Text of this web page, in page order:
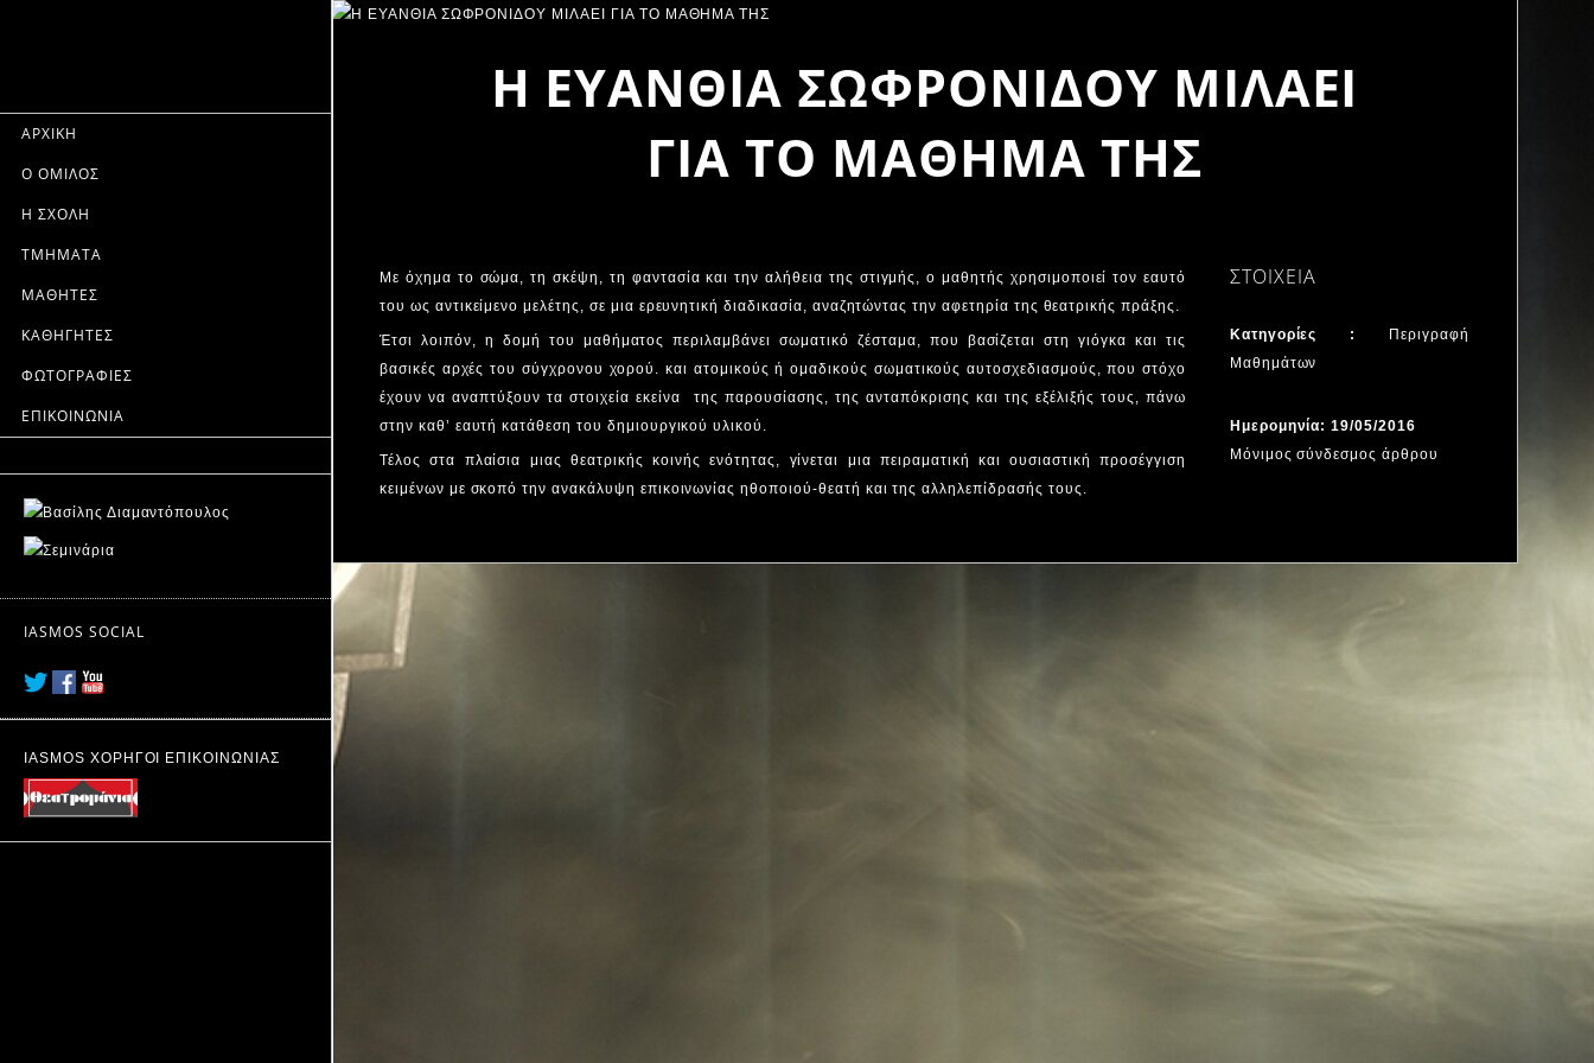
ΑΡΧΙΚΗ
Ο ΟΜΙΛΟΣ
Η ΣΧΟΛΗ
ΤΜΗΜΑΤΑ
ΜΑΘΗΤΕΣ
ΚΑΘΗΓΗΤΕΣ
ΦΩΤΟΓΡΑΦΙΕΣ
ΕΠΙΚΟΙΝΩΝΙΑ
IASMOS SOCIAL
IASMOS ΧΟΡΗΓΟΙ ΕΠΙΚΟΙΝΩΝΙΑΣ
Η ΕΥΑΝΘΙΑ ΣΩΦΡΟΝΙΔΟΥ ΜΙΛΑΕΙ
ΓΙΑ ΤΟ ΜΑΘΗΜΑ ΤΗΣ
Με όχημα το σώμα, τη σκέψη, τη φαντασία και την αλήθεια της στιγμής, ο μαθητής χρησιμοποιεί τον εαυτό
του ως αντικείμενο μελέτης, σε μια ερευνητική διαδικασία, αναζητώντας την αφετηρία της θεατρικής πράξης.
Έτσι λοιπόν, η δομή του μαθήματος περιλαμβάνει σωματικό ζέσταμα, που βασίζεται στη γιόγκα και τις
βασικές αρχές του σύγχρονου χορού. και ατομικούς ή ομαδικούς σωματικούς αυτοσχεδιασμούς, που στόχο
έχουν να αναπτύξουν τα στοιχεία εκείνα της παρουσίασης, της ανταπόκρισης και της εξέλιξής τους, πάνω
στην καθ’ εαυτή κατάθεση του δημιουργικού υλικού.
Τέλος στα πλαίσια μιας θεατρικής κοινής ενότητας, γίνεται μια πειραματική και ουσιαστική προσέγγιση
κειμένων με σκοπό την ανακάλυψη επικοινωνίας ηθοποιού-θεατή και της αλληλεπίδρασής τους.
ΣΤΟΙΧΕΙΑ
Κατηγορίες :
Περιγραφή
Μαθημάτων
Ημερομηνία: 19/05/2016
Μόνιμος σύνδεσμος άρθρου